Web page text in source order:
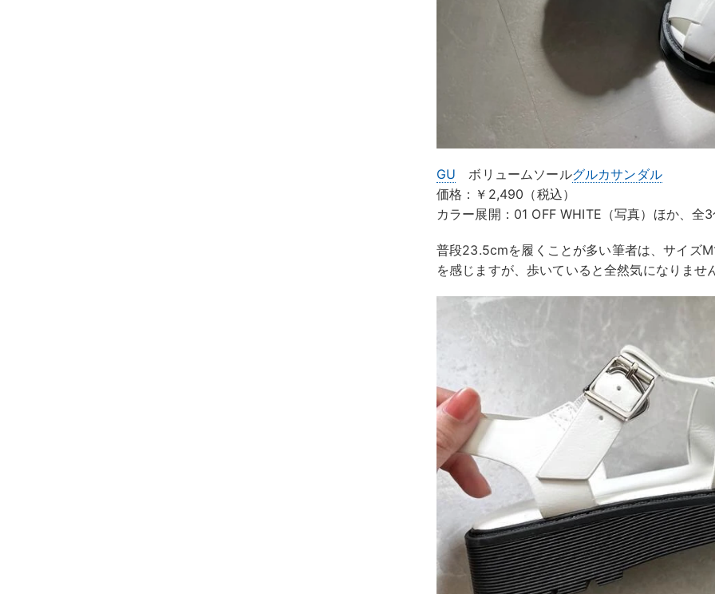
GU ボリュームソールグルカサンダル
価格：￥2,490（税込）
カラー展開：01 OFF WHITE（写真）ほか、全
普段23.5cmを履くことが多い筆者は、サイズ
を感じますが、歩いていると全然気になりませ